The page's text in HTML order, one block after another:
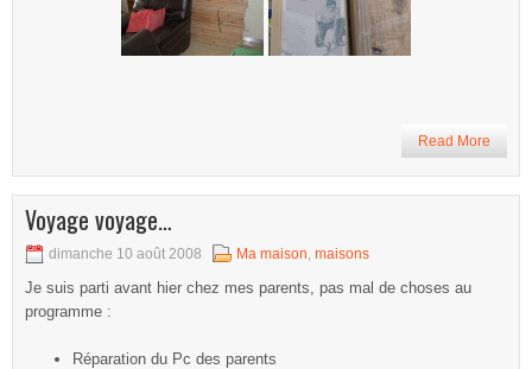
Read More
Voyage voyage…
dimanche 10 août 2008 Ma maison, maisons
Je suis parti avant hier chez mes parents, pas mal de choses au
programme :
Réparation du Pc des parents